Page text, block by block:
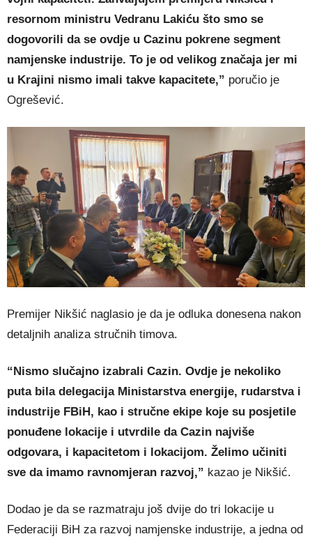
resornom ministru Vedranu Lakiću što smo se
dogovorili da se ovdje u Cazinu pokrene segment
namjenske industrije. To je od velikog značaja jer mi
u Krajini nismo imali takve kapacitete,” poručio je
Ogrešević.
Premijer Nikšić naglasio je da je odluka donesena nakon
detaljnih analiza stručnih timova.
“Nismo slučajno izabrali Cazin. Ovdje je nekoliko
puta bila delegacija Ministarstva energije, rudarstva i
industrije FBiH, kao i stručne ekipe koje su posjetile
ponuđene lokacije i utvrdile da Cazin najviše
odgovara, i kapacitetom i lokacijom. Želimo učiniti
sve da imamo ravnomjeran razvoj,” kazao je Nikšić.
Dodao je da se razmatraju još dvije do tri lokacije u
Federaciji BiH za razvoj namjenske industrije, a jedna od